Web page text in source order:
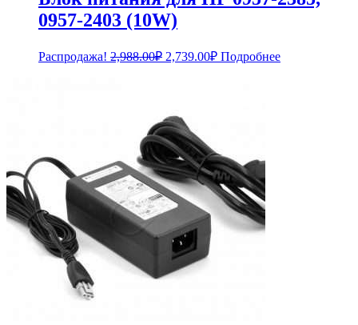
0957-2403 (10W)
Распродажа! 2,988.00₽ Первоначальная
2,739.00₽Текущая
цена:
Подробнее